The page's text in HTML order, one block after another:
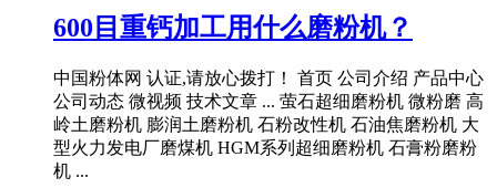
600目重钙加工用什么磨粉机？
中国粉体网 认证,请放心拨打！ 首页 公司介绍 产品中心
公司动态 微视频 技术文章 ... 萤石超细磨粉机 微粉磨 高
岭土磨粉机 膨润土磨粉机 石粉改性机 石油焦磨粉机 大
型火力发电厂磨煤机 HGM系列超细磨粉机 石膏粉磨粉
机 ...